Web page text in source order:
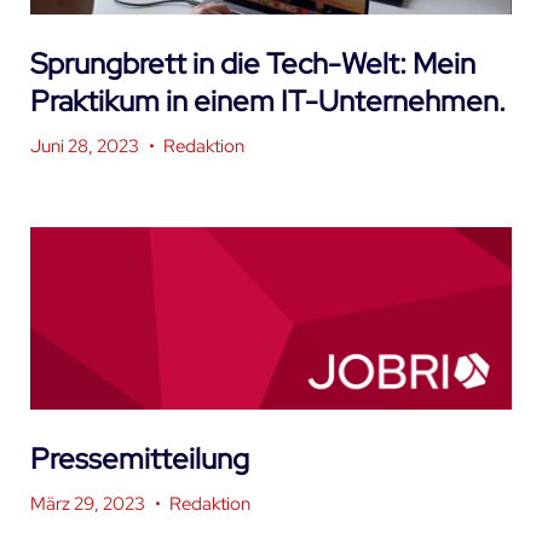
Sprungbrett in die Tech-Welt: Mein
Praktikum in einem IT-Unternehmen.
Juni 28, 2023 • Redaktion
Pressemitteilung
März 29, 2023 • Redaktion